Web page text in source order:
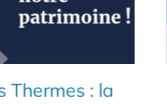
Thermes : la